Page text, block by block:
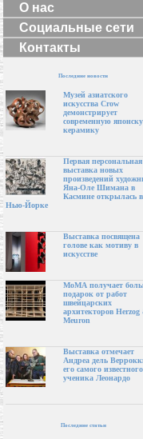
О нас
Социальные сети
Контакты
Последние новости
Музей азиатского
искусства Crow
демонстрирует
современную
керамику
Первая персональная
выставка новых
произведений
Яна-Оле Шимана в
Касмине открылась в
Нью-Йорке
Выставка посвящена
голове как мотиву в
искусстве
МоМА получает
подарок от работ
швейцарских
архитекторов Herzog
Meuron
Выставка отмечает
Андреа дель
его самого известного
ученика Леонардо
Последние статьи